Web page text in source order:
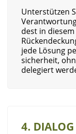
Unter­stüt­zen
dest in
jede Lösung
si­cher­heit,
dele­giert
4.